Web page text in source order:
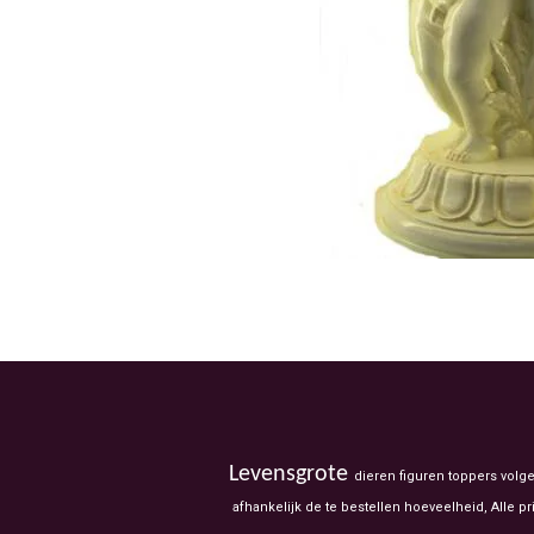
Levensgrote dieren figuren toppers
afhankelijk de te bestellen hoeveelheid, Alle